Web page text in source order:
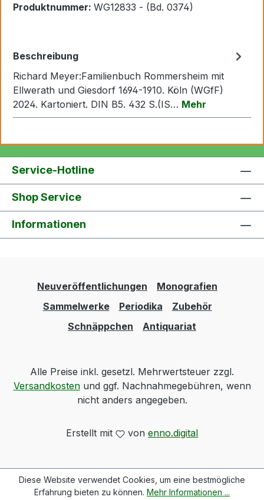
Produktnummer: WG12833 - (Bd. 0374)
Beschreibung
Richard Meyer:Familienbuch Rommersheim mit
Ellwerath und Giesdorf 1694-1910. Köln (WGfF)
2024. Kartoniert. DIN B5. 432 S.(IS… Mehr
Service-Hotline
Shop Service
Informationen
Neuveröffentlichungen
Monografien
Sammelwerke
Periodika
Zubehör
Schnäppchen
Antiquariat
Alle Preise inkl. gesetzl. Mehrwertsteuer zzgl.
Versandkostenund ggf. Nachnahmegebühren, wenn
nicht anders angegeben.
Erstellt mit vonenno.digital
Diese Website verwendet Cookies, um eine bestmögliche
Erfahrung bieten zu können. Mehr Informationen ...